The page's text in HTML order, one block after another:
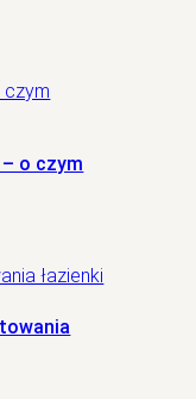
czym
łazienki